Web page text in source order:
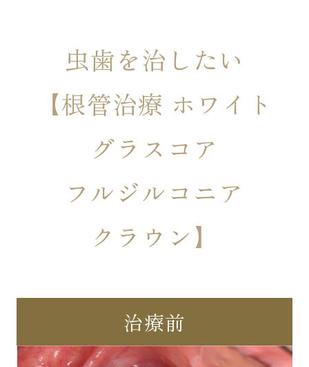
虫歯を治したい
【根管治療 ホワイト
グラスコア
フルジルコニア
クラウン】
治療前